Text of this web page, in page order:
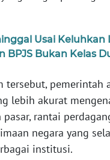
sangat penting.
BPJS Bukan Kelas
tersebut, pemerintah
lebih akurat
rantai